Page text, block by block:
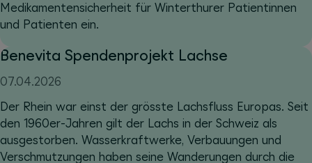
Medikamentensicherheit für Winterthurer Patientinnen
und Patienten ein.
Benevita Spendenprojekt Lachse
07.04.2026
Der Rhein war einst der grösste Lachsfluss Europas. Seit
den 1960er-Jahren gilt der Lachs in der Schweiz als
ausgestorben. Wasserkraftwerke, Verbauungen und
Verschmutzungen haben seine Wanderungen durch die